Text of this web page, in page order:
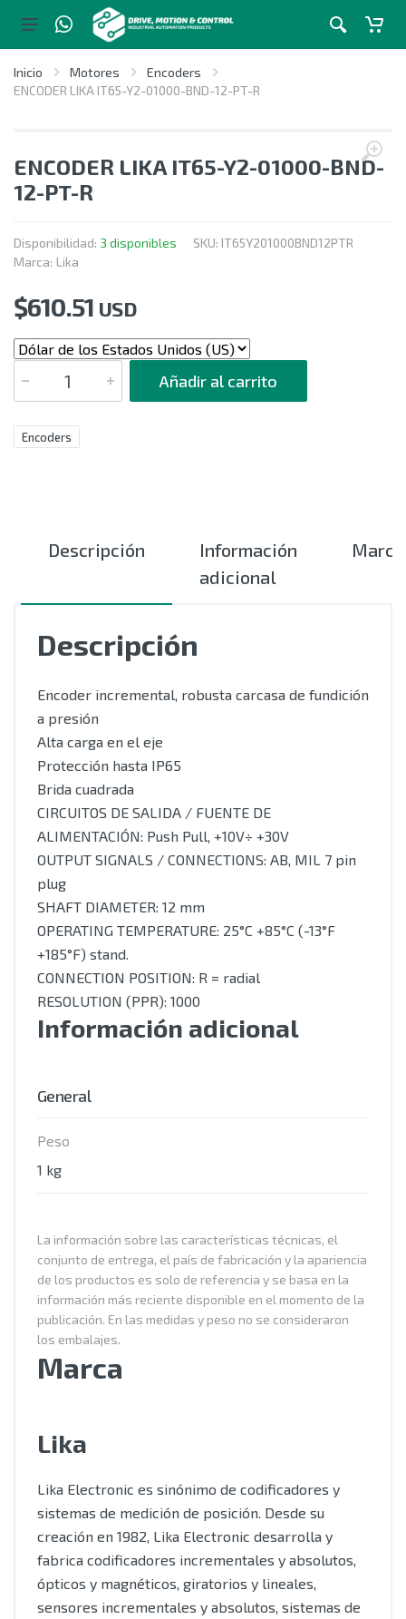
Inicio Motores
Encoders
ENCODER LIKA IT65-Y2-01000-BND-12-PT-R
ENCODER LIKA IT65-Y2-01000-BND-
12-PT-R
Disponibilidad: 3 disponibles SKU: IT65Y201000BND12PTR
Marca: Lika
$610.51 USD
CANTIDAD
Añadir al carrito
Encoders
Descripción
Información
adicional
Marca
Descripción
Encoder incremental, robusta carcasa de fundición
a presión
Alta carga en el eje
Protección hasta IP65
Brida cuadrada
CIRCUITOS DE SALIDA / FUENTE DE
ALIMENTACIÓN: Push Pull, +10V÷ +30V
OUTPUT SIGNALS / CONNECTIONS: AB, MIL 7 pin
plug
SHAFT DIAMETER: 12 mm
OPERATING TEMPERATURE: 25°C +85°C (-13°F
+185°F) stand.
CONNECTION POSITION: R = radial
RESOLUTION (PPR): 1000
Información adicional
General
Peso
1 kg
La información sobre las características técnicas, el
conjunto de entrega, el país de fabricación y la apariencia
de los productos es solo de referencia y se basa en la
información más reciente disponible en el momento de la
publicación. En las medidas y peso no se consideraron
los embalajes.
Marca
Lika
Lika Electronic es sinónimo de codificadores y
sistemas de medición de posición. Desde su
creación en 1982, Lika Electronic desarrolla y
fabrica codificadores incrementales y absolutos,
ópticos y magnéticos, giratorios y lineales,
sensores incrementales y absolutos, sistemas de